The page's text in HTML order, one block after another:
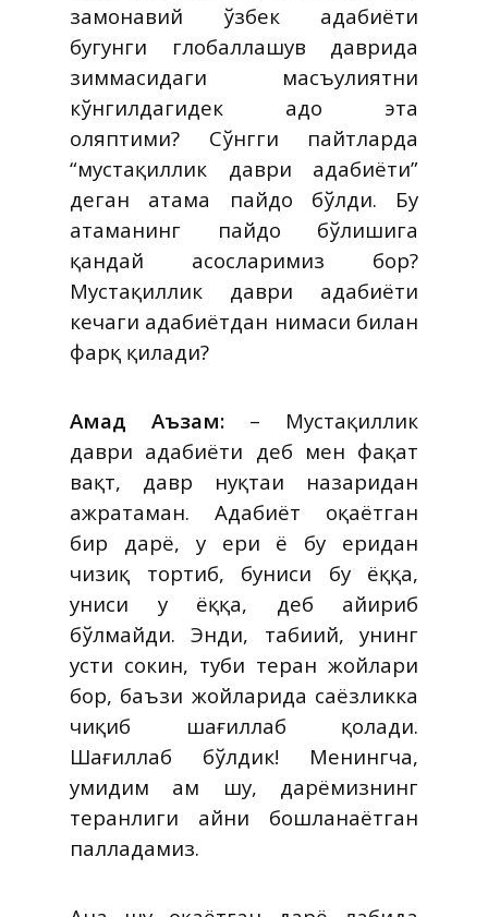
замонавий ўзбек адабиёти
бугунги глобаллашув даврида
зиммасидаги масъулиятни
кўнгилдагидек адо эта
оляптими? Сўнгги пайтларда
“мустақиллик даври адабиёти”
деган атама пайдо бўлди. Бу
атаманинг пайдо бўлишига
қандай асосларимиз бор?
Мустақиллик даври адабиёти
кечаги адабиётдан нимаси билан
фарқ қилади?
Аҳмад Аъзам: – Мустақиллик
даври адабиёти деб мен фақат
вақт, давр нуқтаи назаридан
ажратаман. Адабиёт оқаётган
бир дарё, у ери ё бу еридан
чизиқ тортиб, буниси бу ёққа,
униси у ёққа, деб айириб
бўлмайди. Энди, табиий, унинг
усти сокин, туби теран жойлари
бор, баъзи жойларида саёзликка
чиқиб шағиллаб қолади.
Шағиллаб бўлдик! Менингча,
умидим ҳам шу, дарёмизнинг
теранлиги айни бошланаётган
палладамиз.